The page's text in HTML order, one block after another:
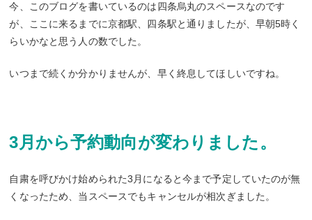
今、このブログを書いているのは四条烏丸のスペースなのです
が、ここに来るまでに京都駅、四条駅と通りましたが、早朝5時く
らいかなと思う人の数でした。
いつまで続くか分かりませんが、早く終息してほしいですね。
3月から予約動向が変わりました。
自粛を呼びかけ始められた3月になると今まで予定していたのが無
くなったため、当スペースでもキャンセルが相次ぎました。